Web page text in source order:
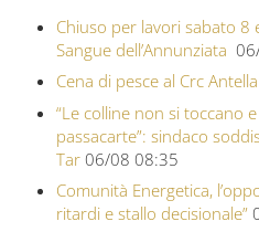
Chiuso per lavori sabato 8
Sangue dell’Annunziata
Cena di pesce al Crc Antella
“Le colline non si toccano
passacarte”: sindaco
Tar 06/08 08:35
Comunità Energetica,
ritardi e stallo decisionale”